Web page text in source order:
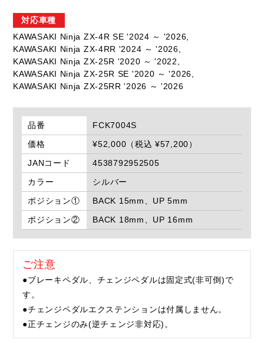
対応車種
KAWASAKI Ninja ZX-4R SE '2024 ～ '2026,
KAWASAKI Ninja ZX-4RR '2024 ～ '2026,
KAWASAKI Ninja ZX-25R '2020 ～ '2022,
KAWASAKI Ninja ZX-25R SE '2020 ～ '2026,
KAWASAKI Ninja ZX-25RR '2026 ～ '2026
品番
FCK7004S
価格
¥52,000（税込 ¥57,200）
JANコード
4538792952505
カラー
シルバー
ポジション①
BACK 15mm、UP 5mm
ポジション②
BACK 18mm、UP 16mm
ご注意
●ブレーキペダル、チェンジペダルは固定式(非可倒)で
す。
●チェンジペダルエクステンションは付属しません。
●正チェンジのみ(逆チェンジ非対応)。